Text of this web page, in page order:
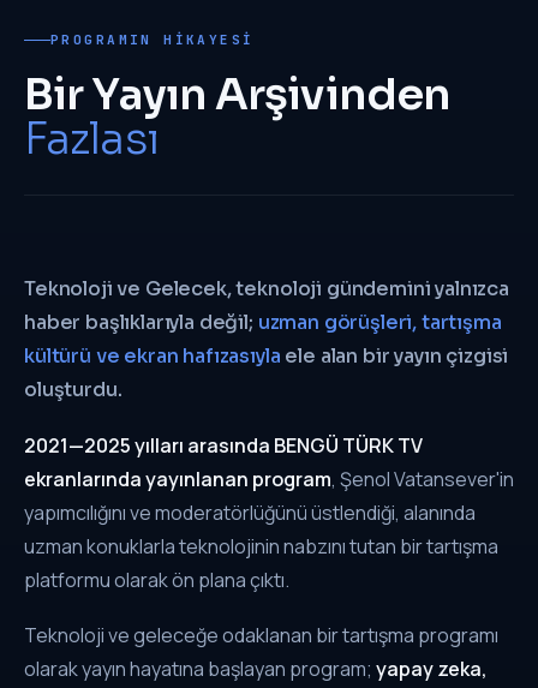
PROGRAMIN HIKAYESI
Bir Yayın Arşivinden
Fazlası
Teknoloji ve Gelecek, teknoloji gündemini yalnızca
haber başlıklarıyla değil; uzman görüşleri, tartışma
kültürü ve ekran hafızasıyla ele alan bir yayın çizgisi
oluşturdu.
2021—2025 yılları arasında BENGÜ TÜRK TV
ekranlarında yayınlanan program, Şenol Vatansever'in
yapımcılığını ve moderatörlüğünü üstlendiği, alanında
uzman konuklarla teknolojinin nabzını tutan bir tartışma
platformu olarak ön plana çıktı.
Teknoloji ve geleceğe odaklanan bir tartışma programı
olarak yayın hayatına başlayan program; yapay zeka,